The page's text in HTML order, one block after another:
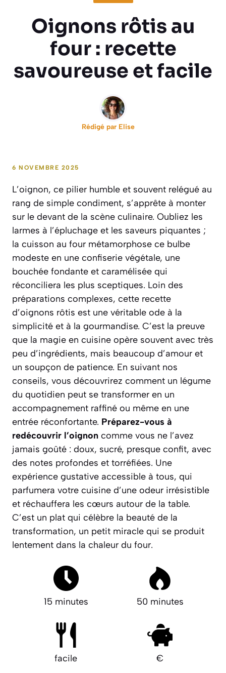
Oignons rôtis au
four : recette
savoureuse et facile
Rédigé par Elise
6 NOVEMBRE 2025
L’oignon, ce pilier humble et souvent relégué au
rang de simple condiment, s’apprête à monter
sur le devant de la scène culinaire. Oubliez les
larmes à l’épluchage et les saveurs piquantes ;
la cuisson au four métamorphose ce bulbe
modeste en une confiserie végétale, une
bouchée fondante et caramélisée qui
réconciliera les plus sceptiques. Loin des
préparations complexes, cette recette
d’oignons rôtis est une véritable ode à la
simplicité et à la gourmandise. C’est la preuve
que la magie en cuisine opère souvent avec très
peu d’ingrédients, mais beaucoup d’amour et
un soupçon de patience. En suivant nos
conseils, vous découvrirez comment un légume
du quotidien peut se transformer en un
accompagnement raffiné ou même en une
entrée réconfortante. Préparez-vous à
redécouvrir l’oignon comme vous ne l’avez
jamais goûté : doux, sucré, presque confit, avec
des notes profondes et torréfiées. Une
expérience gustative accessible à tous, qui
parfumera votre cuisine d’une odeur irrésistible
et réchauffera les cœurs autour de la table.
C’est un plat qui célèbre la beauté de la
transformation, un petit miracle qui se produit
lentement dans la chaleur du four.
15 minutes 50 minutes
facile €